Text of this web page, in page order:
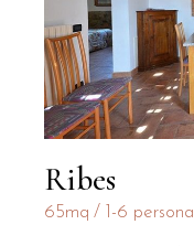
Ribes
65mq 1-6 persona